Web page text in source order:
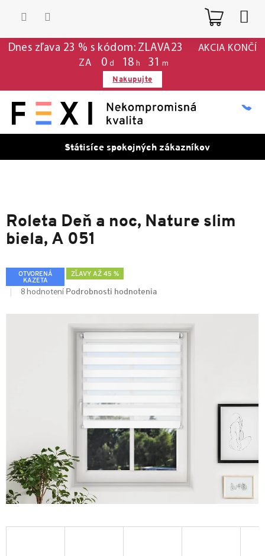
Dnes zľava 23 % s kódom: ZLAVA23
AKCIA KONČÍ
ZA
0 d 18 h 31 m
Nakupujte
Státisíce spokojných zákazníkov
Roleta Deň a noc, Nature slim
biela, A 051
OTVORENÁ
KAZETA
ZĽAVY AŽ 45 %
8 hodnotení Podrobnosti hodnotenia